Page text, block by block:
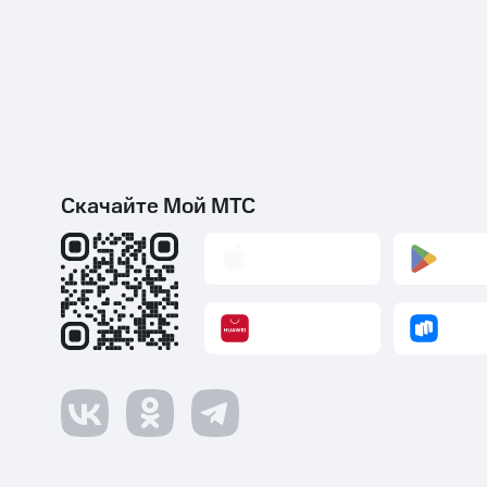
Скачайте Мой МТС